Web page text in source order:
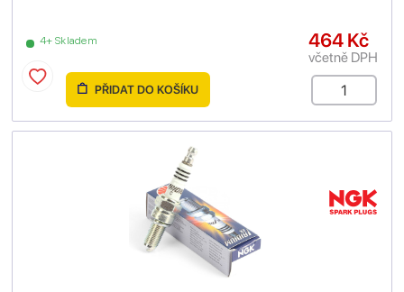
4+ Skladem 464 Kč
včetně DPH
PŘIDAT DO KOŠÍKU